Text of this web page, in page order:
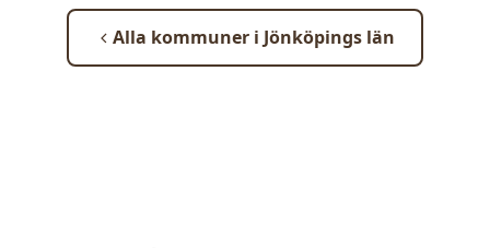
Alla kommuner i Jönköpings län